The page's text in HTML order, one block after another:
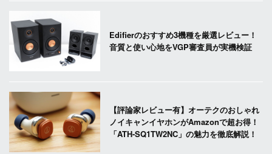
Edifierのおすすめ3機種を厳選レビュー！
音質と使い心地をVGP審査員が実機検証
【評論家レビュー有】オーテクのおしゃれ
ノイキャンイヤホンがAmazonで超お得！
「ATH-SQ1TW2NC」の魅力を徹底解説！